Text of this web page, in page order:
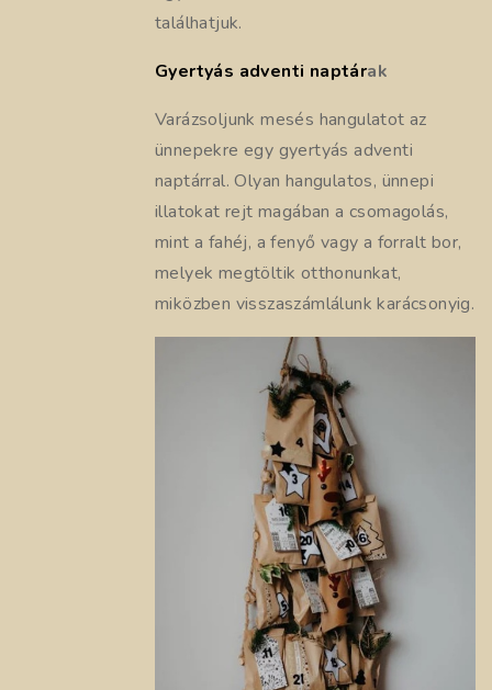
találhatjuk.
Gyertyás adventi naptárak
Varázsoljunk mesés hangulatot az
ünnepekre egy gyertyás adventi
naptárral. Olyan hangulatos, ünnepi
illatokat rejt magában a csomagolás,
mint a fahéj, a fenyő vagy a forralt bor,
melyek megtöltik otthonunkat,
miközben visszaszámlálunk karácsonyig.